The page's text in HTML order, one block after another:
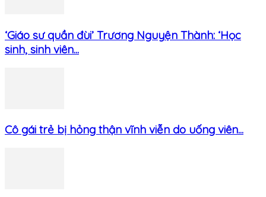
‘Giáo sư quần đùi’ Trương Nguyện Thành: ‘Học
sinh, sinh viên...
Cô gái trẻ bị hỏng thận vĩnh viễn do uống viên...